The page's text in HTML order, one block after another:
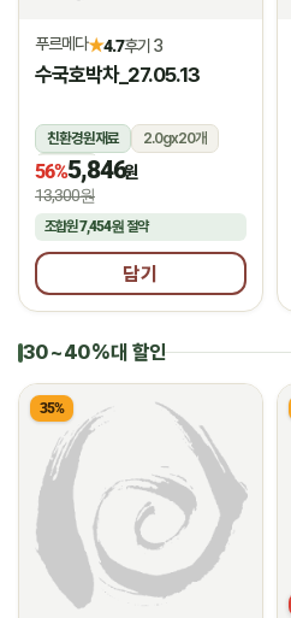
푸르메다★4.7후기 3
수국호박차_27.05.13
친환경원재료
2.0gx20개
상온
56%5,846원
13,300원
조합원7,454원 절약
담기
30~40%대 할인
35%